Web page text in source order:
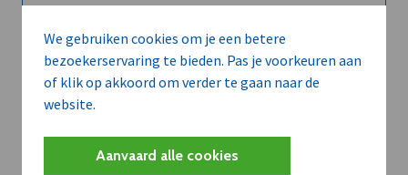
We gebruiken cookies om je een betere
bezoekerservaring te bieden. Pas je voorkeuren aan
of klik op akkoord om verder te gaan naar de
website.
Aanvaard alle cookies
van een
abonnement...
Neem dVO Leads